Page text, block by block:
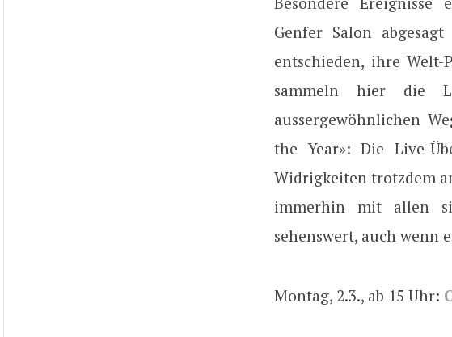
Genfer Salon
entschieden, ihre Welt-
sammeln hier die
aussergewöhnlichen
the Year»: Die Live-
Widrigkeiten trotzdem
immerhin mit allen
sehenswert, auch wenn
Montag, 2.3., ab 15 Uhr: